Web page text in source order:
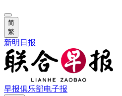
简
繁
新明日报
早报俱乐部电子报